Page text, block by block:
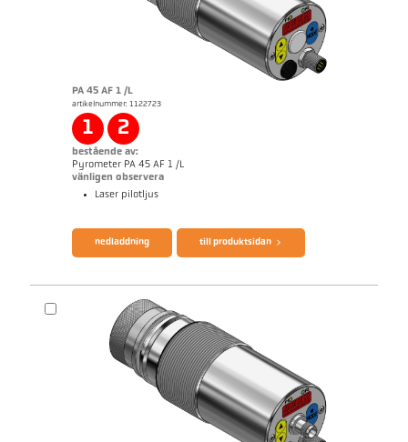
PA 45 AF 1 /L
artikelnummer: 1122723
1 2
bestående av:
Pyrometer PA 45 AF 1 /L
vänligen observera
Laser pilotljus
broschyr CellaTemp PA
nedladdning till produktsidan